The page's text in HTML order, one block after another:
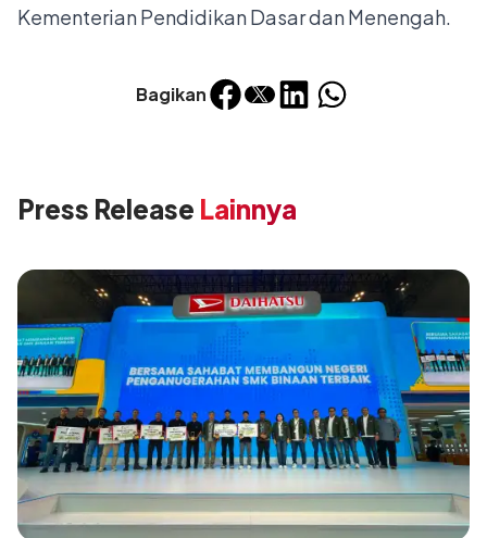
Bagikan
Kementerian Pendidikan Dasar dan Menengah.
Press Release Lainnya